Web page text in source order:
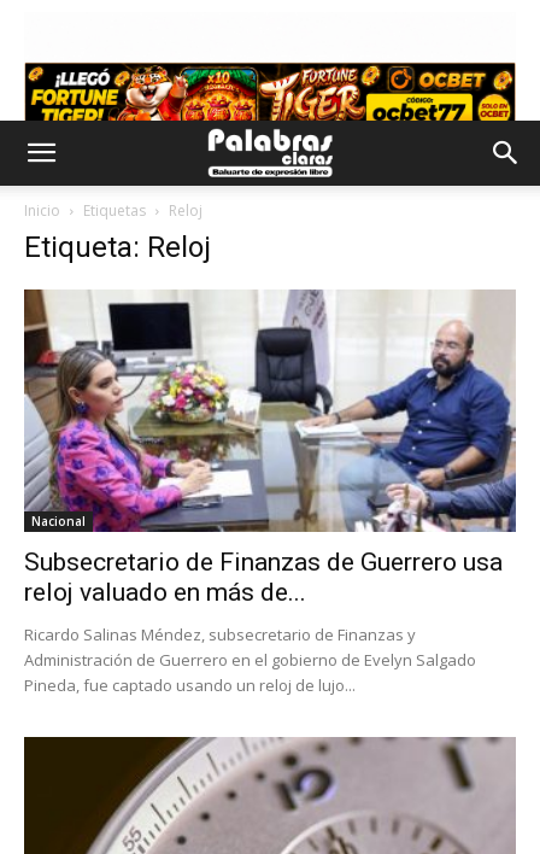
Inicio Etiquetas Reloj
Etiqueta: Reloj
Nacional
Subsecretario de Finanzas de Guerrero usa
reloj valuado en más de...
Ricardo Salinas Méndez, subsecretario de Finanzas y
Administración de Guerrero en el gobierno de Evelyn Salgado
Pineda, fue captado usando un reloj de lujo...